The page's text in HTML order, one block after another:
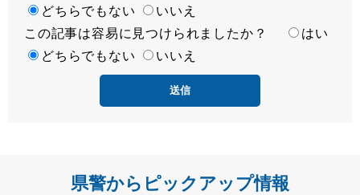
足
度
どちらでもない
いいえ
容
易
この記事は容易に見つけられましたか？
はい
どちらでもない
いいえ
県警からピックアップ情報